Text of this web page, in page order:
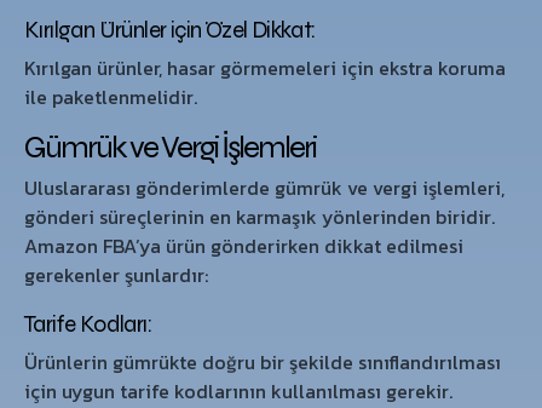
Kırılgan Ürünler için Özel Dikkat:
Kırılgan ürünler, hasar görmemeleri için ekstra koruma
ile paketlenmelidir.
Gümrük ve Vergi İşlemleri
Uluslararası gönderimlerde gümrük ve vergi işlemleri,
gönderi süreçlerinin en karmaşık yönlerinden biridir.
Amazon FBA’ya ürün gönderirken dikkat edilmesi
gerekenler şunlardır:
Tarife Kodları:
Ürünlerin gümrükte doğru bir şekilde sınıflandırılması
için uygun tarife kodlarının kullanılması gerekir.